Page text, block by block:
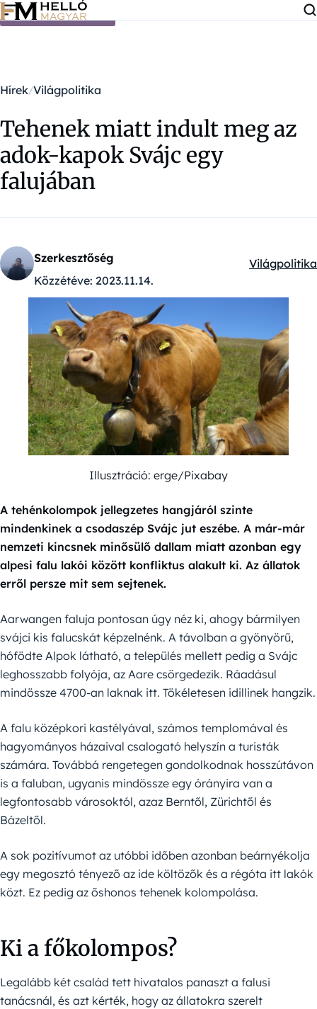
Ugrás a tartalomra
Hírek Világpolitika
Tehenek miatt indult meg az
adok-kapok Svájc egy
falujában
Szerkesztőség
Közzétéve: 2023.11.14.
Kategóriák:
Világpolitika
Illusztráció: erge/Pixabay
A tehénkolompok jellegzetes hangjáról szinte
mindenkinek a csodaszép Svájc jut eszébe. A már-már
nemzeti kincsnek minősülő dallam miatt azonban egy
alpesi falu lakói között konfliktus alakult ki. Az állatok
erről persze mit sem sejtenek.
Aarwangen faluja pontosan úgy néz ki, ahogy bármilyen
svájci kis falucskát képzelnénk. A távolban a gyönyörű,
hófödte Alpok látható, a település mellett pedig a Svájc
leghosszabb folyója, az Aare csörgedezik. Ráadásul
mindössze 4700-an laknak itt. Tökéletesen idillinek hangzik.
A falu középkori kastélyával, számos templomával és
hagyományos házaival csalogató helyszín a turisták
számára. Továbbá rengetegen gondolkodnak hosszútávon
is a faluban, ugyanis mindössze egy órányira van a
legfontosabb városoktól, azaz Berntől, Zürichtől és
Bázeltől.
A sok pozitívumot az utóbbi időben azonban beárnyékolja
egy megosztó tényező az ide költözők és a régóta itt lakók
közt. Ez pedig az őshonos tehenek kolompolása.
Ki a főkolompos?
Legalább két család tett hivatalos panaszt a falusi
tanácsnál, és azt kérték, hogy az állatokra szerelt